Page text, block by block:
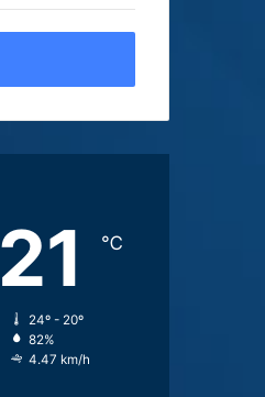
21 ℃
24º - 20º
82%
4.47 km/h